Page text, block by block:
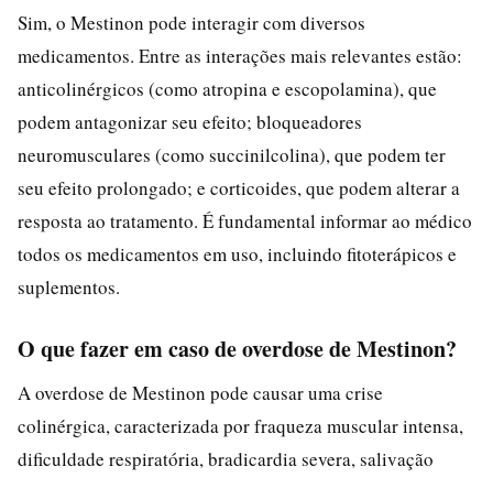
Sim, o Mestinon pode interagir com diversos
medicamentos. Entre as interações mais relevantes estão:
anticolinérgicos (como atropina e escopolamina), que
podem antagonizar seu efeito; bloqueadores
neuromusculares (como succinilcolina), que podem ter
seu efeito prolongado; e corticoides, que podem alterar a
resposta ao tratamento. É fundamental informar ao médico
todos os medicamentos em uso, incluindo fitoterápicos e
suplementos.
O que fazer em caso de overdose de Mestinon?
A overdose de Mestinon pode causar uma crise
colinérgica, caracterizada por fraqueza muscular intensa,
dificuldade respiratória, bradicardia severa, salivação